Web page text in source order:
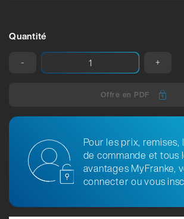
Quantité
- +
Offre en PDF
Pour les prix, remises,
de commande et tous
avantages MyFranke,
connecter ou vous